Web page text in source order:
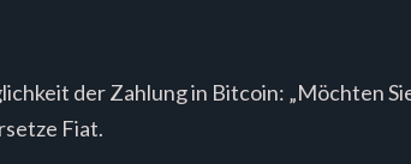
der Zahlung in Bitcoin: „Möchten
Fiat.